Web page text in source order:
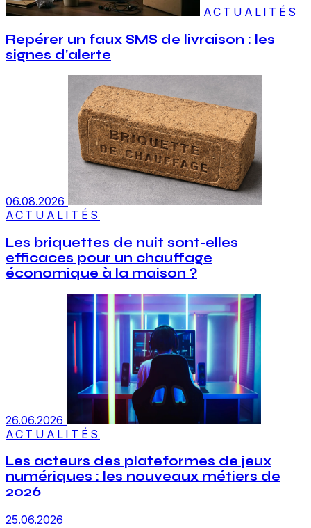
ACTUALITÉS
Repérer un faux SMS de livraison : les
signes d'alerte
06.08.2026
ACTUALITÉS
Les briquettes de nuit sont-elles
efficaces pour un chauffage
économique à la maison ?
26.06.2026
ACTUALITÉS
Les acteurs des plateformes de jeux
numériques : les nouveaux métiers de
2026
25.06.2026